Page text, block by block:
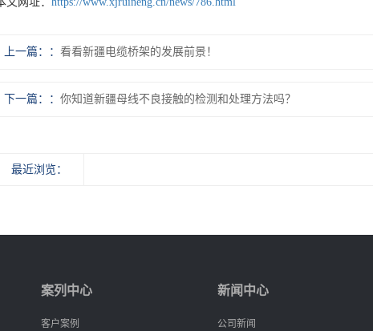
上一篇： 看看新疆电缆桥架的发展前景！
下一篇： 你知道新疆母线不良接触的检测和处理方法吗？
最近浏览：
案列中心
客户案例
新闻中心
公司新闻